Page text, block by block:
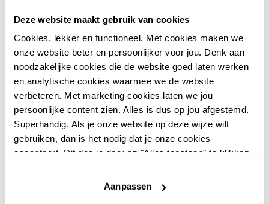
Deze website maakt gebruik van cookies
Cookies, lekker en functioneel. Met cookies maken we
onze website beter en persoonlijker voor jou. Denk aan
noodzakelijke cookies die de website goed laten werken
en analytische cookies waarmee we de website
verbeteren. Met marketing cookies laten we jou
persoonlijke content zien. Alles is dus op jou afgestemd.
Superhandig. Als je onze website op deze wijze wilt
gebruiken, dan is het nodig dat je onze cookies
accepteert. Dit doe je door op "Alles toestaan" te klikken.
website niet optimaal functioneert.
Aanpassen